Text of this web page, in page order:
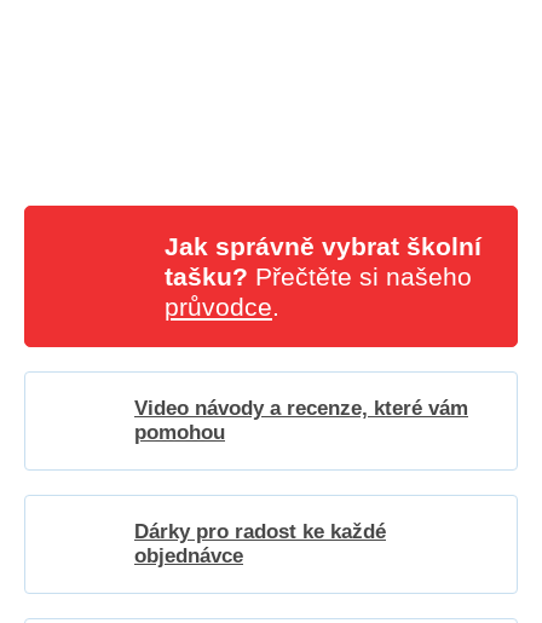
Jak správně vybrat školní
tašku? Přečtěte si našeho
průvodce.
Video návody a recenze, které vám
pomohou
Dárky pro radost ke každé
objednávce